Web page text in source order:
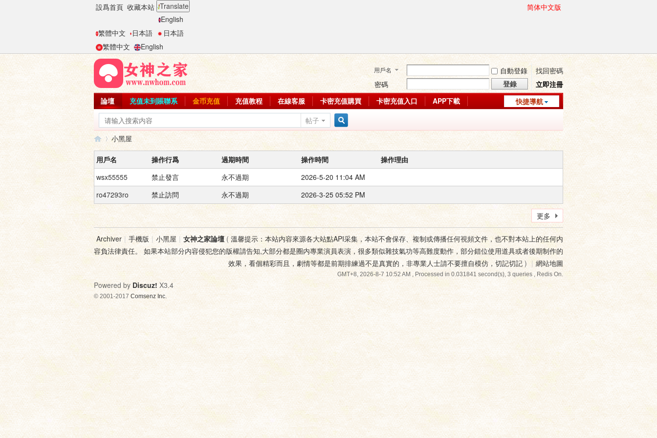
設爲首頁 收藏本站 Translate
English
繁體中文
日本語
日本語
繁體中文
English
简体中文版
用戶名 自動登錄
找回密碼
密碼
登錄
立即注冊
快捷導航
論壇 充值未到賬聯系 金币充值 充值教程 在線客服 卡密充值購買 卡密充值入口
APP下載
帖子
索
女
神
之
›
小黑屋
用戶名 操作行爲 過期時間 操作時間
操作理由
wsx55555
禁止發言 永不過期
2026-5-20 11:04 AM
ro47293ro
禁止訪問 永不過期 2026-3-25 05:52 PM
更多
Archiver | 手機版 | 小黑屋 | 女神之家論壇( 溫馨提示：本站内容來源各大站點API采集，本站不會保存、複制或傳播任何視頻文件，也不對本站上的任何内
容負法律責任。 如果本站部分内容侵犯您的版權請告知,大部分都是圈内專業演員表演，很多類似雜技氣功等高難度動作，部分錯位使用道具或者後期制作的
效果，看個精彩而且，劇情等都是前期排練過不是真實的，非專業人士請不要擅自模仿，切記切記 ) | 網站地圖
GMT+8, 2026-8-7 10:52 AM, Processed in 0.031841 second(s), 3 queries , Redis On.
Powered by Discuz! X3.4
© 2001-2017 Comsenz Inc.